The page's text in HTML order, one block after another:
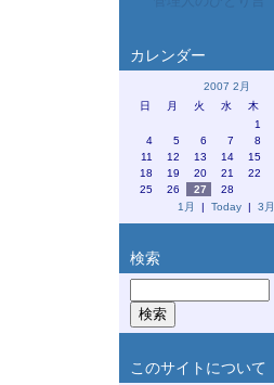
カレンダー
2007 2月
日
月 火 水 木
1
4
5 6 7 8
11
12 13 14 15
18
19 20 21 22
25
26 27
28
1月
| Today | 3月
検索
このサイトについて